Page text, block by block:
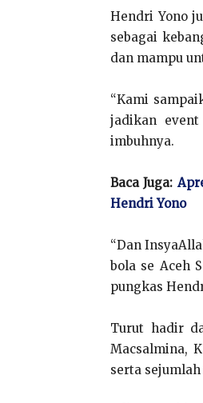
Hendri Yono
sebagai
dan mampu
“Kami
jadikan
imbuhnya.
Baca Juga:
Hendri Yono
“Dan
bola se Aceh
pungkas
Turut hadir
Macsalmina,
serta